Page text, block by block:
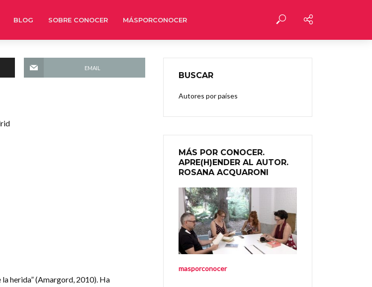
BLOG SOBRE CONOCER MÁSPORCONOCER
EMAIL
herida” (Amargord, 2010). Ha
BUSCAR
Autores por países
MÁS POR CONOCER.
APRE(H)ENDER AL AUTOR.
ROSANA ACQUARONI
masporconocer